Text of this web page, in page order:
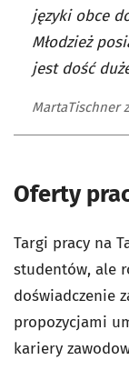
języki obce
Młodzież
jest dość
MartaTischner
Oferty
Targi pracy na
studentów, ale
doświadczenie
propozycjami
kariery